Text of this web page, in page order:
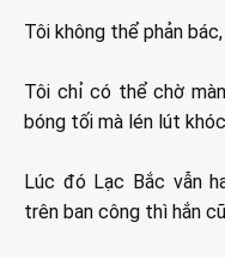
Tôi không thể phản
Tôi chỉ có thể chờ
bóng tối mà lén lút
Lúc đó Lạc Bắc vẫn
trên ban công thì hắn